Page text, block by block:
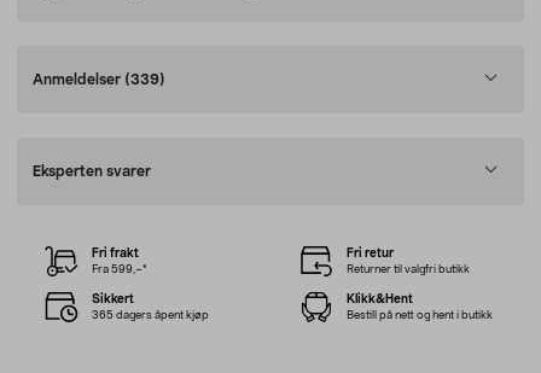
Anmeldelser (339)
Eksperten svarer
Fri frakt
Fra 599,–*
Fri retur
Returner til valgfri butikk
Sikkert
365 dagers åpent kjøp
Klikk&Hent
Bestill på nett og hent i butikk